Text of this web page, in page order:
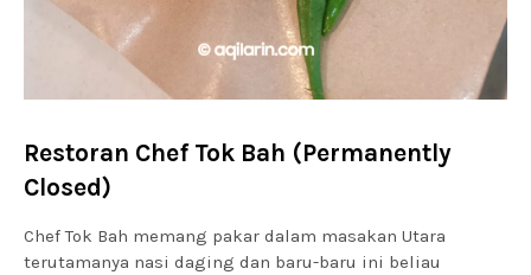
Restoran Chef Tok Bah (Permanently
Closed)
Chef Tok Bah memang pakar dalam masakan Utara
terutamanya nasi daging dan baru-baru ini beliau